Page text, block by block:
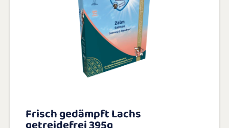
Frisch gedämpft Lachs